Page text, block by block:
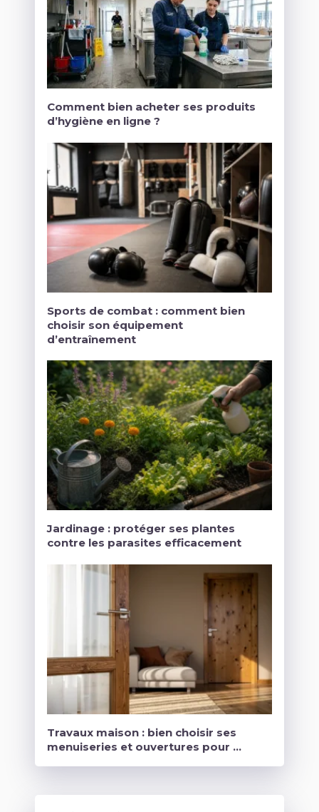
Comment bien acheter ses produits
d’hygiène en ligne ?
Sports de combat : comment bien
choisir son équipement
d’entraînement
Jardinage : protéger ses plantes
contre les parasites efficacement
Travaux maison : bien choisir ses
menuiseries et ouvertures pour …